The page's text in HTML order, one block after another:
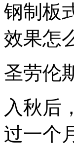
钢制板
效果怎
圣劳伦
入秋后
过一个